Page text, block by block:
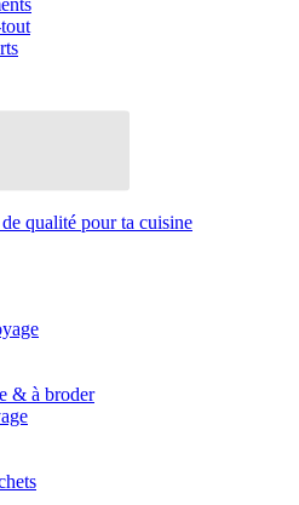
qualité pour ta cuisine
& à broder